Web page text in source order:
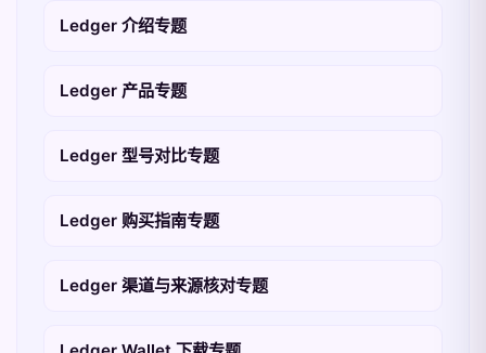
Ledger 介绍专题
Ledger 产品专题
Ledger 型号对比专题
Ledger 购买指南专题
Ledger 渠道与来源核对专题